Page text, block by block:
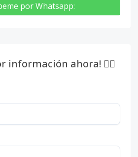
por Whatsapp:
información ahora! 👇🏽